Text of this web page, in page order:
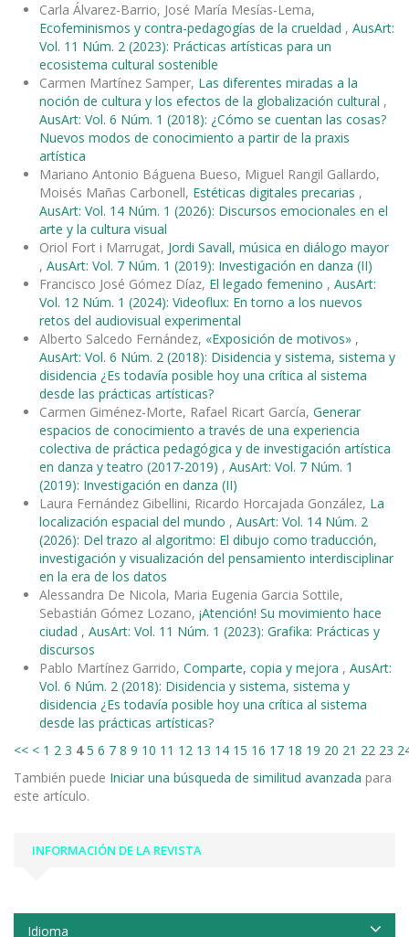
Carla Álvarez-Barrio, José María Mesías-Lema,
Ecofeminismos y contra-pedagogías de la crueldad , AusArt:
Vol. 11 Núm. 2 (2023): Prácticas artísticas para un
ecosistema cultural sostenible
Carmen Martínez Samper, Las diferentes miradas a la
noción de cultura y los efectos de la globalización cultural ,
AusArt: Vol. 6 Núm. 1 (2018): ¿Cómo se cuentan las cosas?
Nuevos modos de conocimiento a partir de la praxis
artística
Mariano Antonio Báguena Bueso, Miguel Rangil Gallardo,
Moisés Mañas Carbonell, Estéticas digitales precarias ,
AusArt: Vol. 14 Núm. 1 (2026): Discursos emocionales en el
arte y la cultura visual
Oriol Fort i Marrugat, Jordi Savall, música en diálogo mayor
, AusArt: Vol. 7 Núm. 1 (2019): Investigación en danza (II)
Francisco José Gómez Díaz, El legado femenino , AusArt:
Vol. 12 Núm. 1 (2024): Videoflux: En torno a los nuevos
retos del audiovisual experimental
Alberto Salcedo Fernández, «Exposición de motivos» ,
AusArt: Vol. 6 Núm. 2 (2018): Disidencia y sistema, sistema y
disidencia ¿Es todavía posible hoy una crítica al sistema
desde las prácticas artísticas?
Carmen Giménez-Morte, Rafael Ricart García, Generar
espacios de conocimiento a través de una experiencia
colectiva de práctica pedagógica y de investigación artística
en danza y teatro (2017-2019) , AusArt: Vol. 7 Núm. 1
(2019): Investigación en danza (II)
Laura Fernández Gibellini, Ricardo Horcajada González, La
localización espacial del mundo , AusArt: Vol. 14 Núm. 2
(2026): Del trazo al algoritmo: El dibujo como traducción,
investigación y visualización del pensamiento interdisciplinar
en la era de los datos
Alessandra De Nicola, Maria Eugenia Garcia Sottile,
Sebastián Gómez Lozano, ¡Atención! Su movimiento hace
ciudad , AusArt: Vol. 11 Núm. 1 (2023): Grafika: Prácticas y
discursos
Pablo Martínez Garrido, Comparte, copia y mejora , AusArt:
Vol. 6 Núm. 2 (2018): Disidencia y sistema, sistema y
disidencia ¿Es todavía posible hoy una crítica al sistema
desde las prácticas artísticas?
<< < 1 2 3 4 5 6 7 8 9 10 11 12 13 14 15 16 17 18 19 20 21 22 23
También puede Iniciar una búsqueda de similitud avanzada para
este artículo.
INFORMACIÓN DE LA REVISTA
Idioma